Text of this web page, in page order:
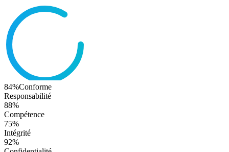
84%Conforme
Responsabilité
88%
Compétence
75%
Intégrité
92%